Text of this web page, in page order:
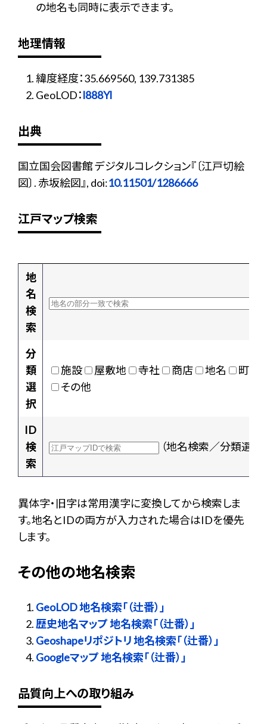
の地名も同時に表示できます。
地理情報
緯度経度：35.669560, 139.731385
GeoLOD：l888Yl
出典
国立国会図書館 デジタルコレクション『〔江戸切絵
図〕. 赤坂絵図』, doi:10.11501/1286666
江戸マップ検索
地
名
検
索
分
類
選
択
施設 屋敷地 寺社 商店 地名
町村
その他
ID
検
索
（地名検索／分類選択
異体字・旧字は常用漢字に変換してから検索しま
す。地名とIDの両方が入力された場合はIDを優先
します。
その他の地名検索
GeoLOD 地名検索「（辻番）」
歴史地名マップ 地名検索「（辻番）」
Geoshapeリポジトリ 地名検索「（辻番）」
Googleマップ 地名検索「（辻番）」
品質向上への取り組み